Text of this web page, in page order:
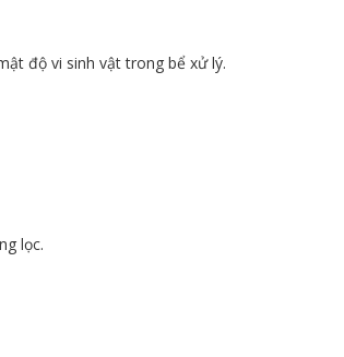
độ vi sinh vật trong bể xử lý.
lọc.